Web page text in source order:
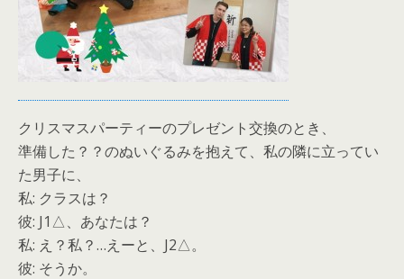
クリスマスパーティーのプレゼント交換のとき、
準備した？？のぬいぐるみを抱えて、私の隣に立ってい
た男子に、
私: クラスは？
彼: J1△、あなたは？
私: え？私？…えーと、J2△。
彼: そうか。